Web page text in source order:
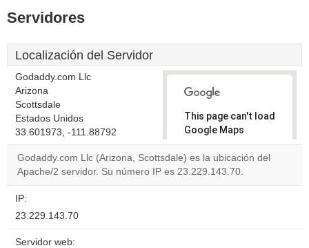
Servidores
Localización del Servidor
Godaddy.com Llc
Arizona
Scottsdale
Estados Unidos
33.601973, -111.88792
This page can't load
Google Maps
correctly.
Do you
own this
OK
Godaddy.com Llc (Arizona, Scottsdale) es la ubicación del
Apache/2 servidor. Su número IP es 23.229.143.70.
IP:
23.229.143.70
Servidor web: